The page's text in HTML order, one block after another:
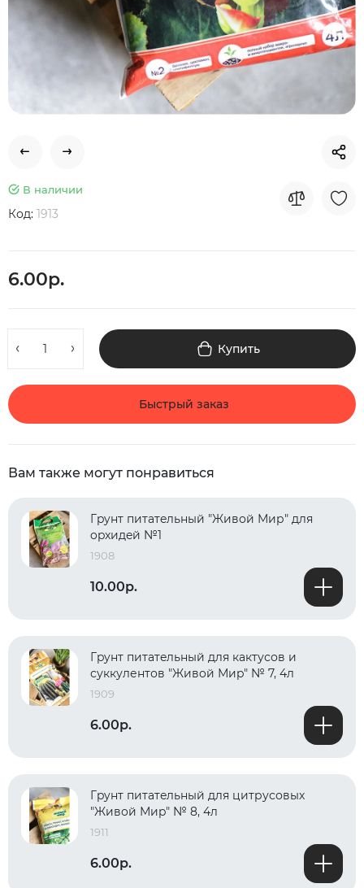
В наличии
Код: 1913
6.00р.
Купить
Быстрый заказ
Вам также могут понравиться
Гpyнт питaтeльный "Живой Мир" для
opxидeй №1
1908
10.00р.
Гpyнт питaтeльный для кактусов и
суккулентов "Живoй Миp" № 7, 4л
1909
6.00р.
Гpyнт питaтeльный для цитрусовых
"Живoй Миp" № 8, 4л
1911
6.00р.